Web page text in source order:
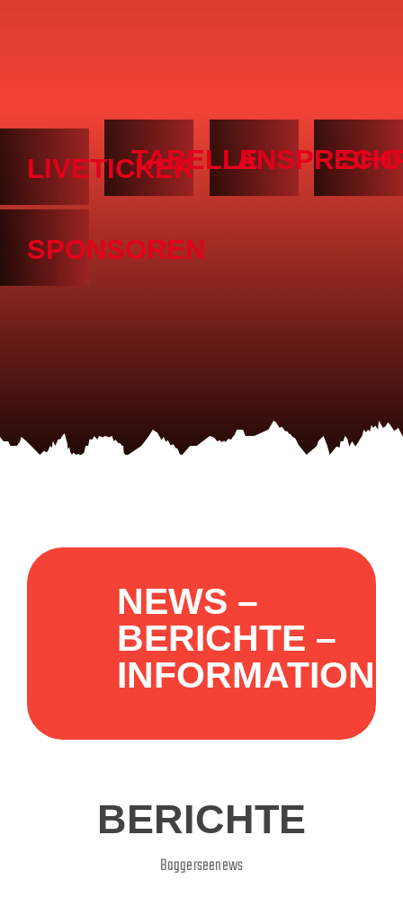
LIVETICKERTABELLE
SPONSOREN
NEWS –
BERICHTE –
BERICHTE
Baggerseenews